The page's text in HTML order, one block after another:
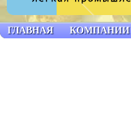
ГЛАВНАЯ КОМПАНИИ